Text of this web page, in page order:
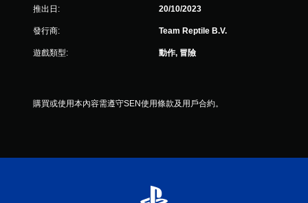
推出日: 20/10/2023
發行商: Team Reptile B.V.
遊戲類型: 動作, 冒險
購買或使用本內容需遵守SEN使用條款及用戶合約。